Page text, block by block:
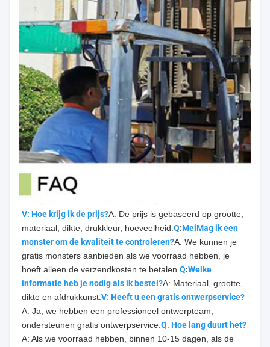
V: Hoe krijg ik de prijs?A: De prijs is gebaseerd op grootte,
materiaal, dikte, drukkleur, hoeveelheid. Q:MeiMag ik een
monster om de kwaliteit te controleren?A: We kunnen je
gratis monsters aanbieden als we voorraad hebben, je
hoeft alleen de verzendkosten te betalen. Q:Welke
informatie heb je nodig als ik bestel?A: Materiaal, grootte,
dikte en afdrukkunst. V: Heeft u een gratis ontwerpservice?
A: Ja, we hebben een professioneel ontwerpteam,
ondersteunen gratis ontwerpservice. Q. Hoe lang duurt het?
A: Als we voorraad hebben, binnen 10-15 dagen, als de